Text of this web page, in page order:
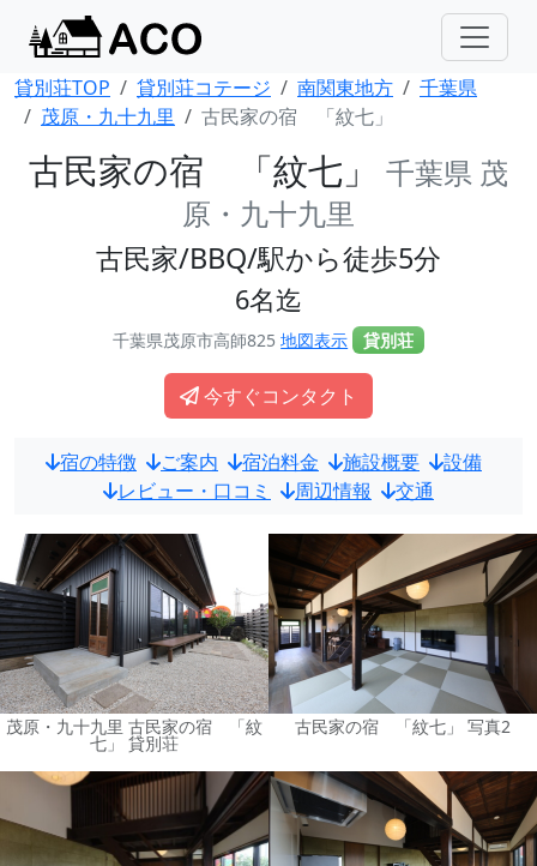
貸別荘TOP 貸別荘コテージ 南関東地方
千葉県
茂原・九十九里
古民家の宿 「紋七」
古民家の宿 「紋七」 千葉県 茂
原・九十九里
古民家/BBQ/駅から徒歩5分
6名迄
千葉県茂原市高師825地図表示 貸別荘
今すぐコンタクト
宿の特徴 ご案内 宿泊料金 施設概要
設備
レビュー・口コミ
周辺情報 交通
茂原・九十九里 古民家の宿 「紋
七」 貸別荘
古民家の宿 「紋七」 写真2